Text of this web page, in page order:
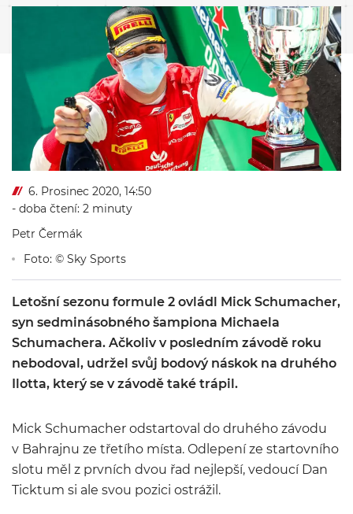
6. Prosinec 2020, 14:50
- doba čtení: 2 minuty
Petr Čermák
Foto: © Sky Sports
Letošní sezonu formule 2 ovládl Mick Schumacher,
syn sedminásobného šampiona Michaela
Schumachera. Ačkoliv v posledním závodě roku
nebodoval, udržel svůj bodový náskok na druhého
Ilotta, který se v závodě také trápil.
Mick Schumacher odstartoval do druhého závodu
v Bahrajnu ze třetího místa. Odlepení ze startovního
slotu měl z prvních dvou řad nejlepší, vedoucí Dan
Ticktum si ale svou pozici ostrážil.